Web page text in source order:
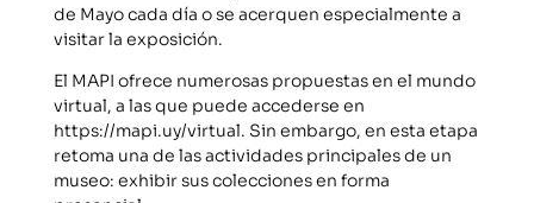
de Mayo cada día o se acerquen especialmente a
visitar la exposición.
El MAPI ofrece numerosas propuestas en el mundo
virtual, a las que puede accederse en
https://mapi.uy/virtual. Sin embargo, en esta etapa
retoma una de las actividades principales de un
museo: exhibir sus colecciones en forma